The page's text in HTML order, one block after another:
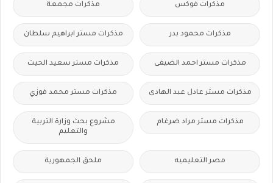
مذكرات فوكس مذكرات مجمعة
مذكرات محمود بدر مذكرات مستر ابراهيم سلطان
مذكرات مستر احمد الضيفى مذكرات مستر سعيد الحيت
مذكرات مستر عادل عبد الهادى مذكرات مستر محمد فوزي
مذكرات مستر مراد ضرغام
مشروع بحث وزارة التربية
والتعليم
مصر التعليميه ملحق الجمهورية